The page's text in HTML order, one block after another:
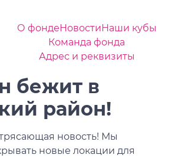
О фондеНовостиНаши кубы
Команда фонда
Адрес и реквизиты
бежит в
район!
новость! Мы
новые локации для